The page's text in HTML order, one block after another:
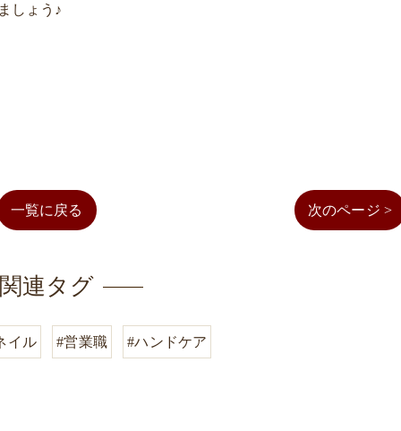
しょう♪
一覧に戻る 次のページ >
連タグ
イル #営業職 #ハンドケア